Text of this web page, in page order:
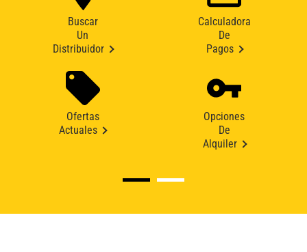
Buscar
Un
Distribuidor
Calculadora
De
Pagos
Ofertas
Actuales
Opciones
De
Alquiler